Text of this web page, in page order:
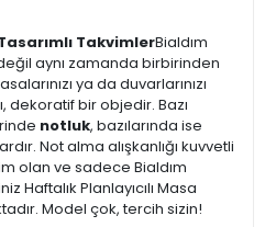
TakvimlerBialdım
aynı zamanda birbirinden
ya da duvarlarınızı
dekoratif bir objedir. Bazı
notluk, bazılarında ise
Not alma alışkanlığı kuvvetli
olan ve sadece Bialdım
Haftalık Planlayıcılı Masa
Model çok, tercih sizin!